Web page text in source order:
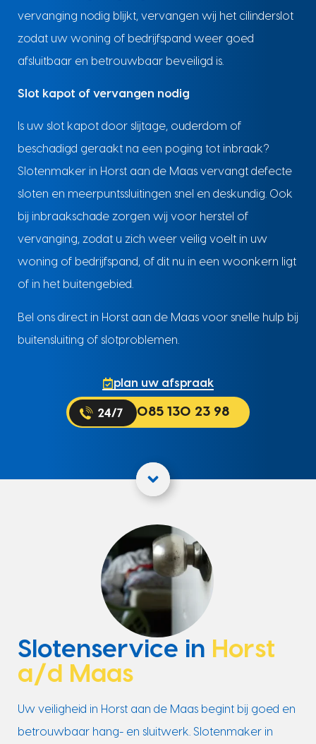
vervanging nodig blijkt, vervangen wij het cilinderslot
zodat uw woning of bedrijfspand weer goed
afsluitbaar en betrouwbaar beveiligd is.
Slot kapot of vervangen nodig
Is uw slot kapot door slijtage, ouderdom of
beschadigd geraakt na een poging tot inbraak?
Slotenmaker in Horst aan de Maas vervangt defecte
sloten en meerpuntssluitingen snel en deskundig. Ook
bij inbraakschade zorgen wij voor herstel of
vervanging, zodat u zich weer veilig voelt in uw
woning of bedrijfspand, of dit nu in een woonkern ligt
of in het buitengebied.
Bel ons direct in Horst aan de Maas voor snelle hulp bij
buitensluiting of slotproblemen.
plan uw afspraak
085 130 23 98
Slotenservice in Horst
a/d Maas
Uw veiligheid in Horst aan de Maas begint bij goed en
betrouwbaar hang- en sluitwerk. Slotenmaker in